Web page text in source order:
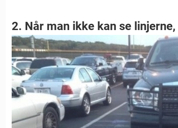
2. Når man ikke kan se